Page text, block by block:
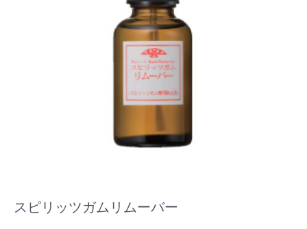
スピリッツガムリムーバー